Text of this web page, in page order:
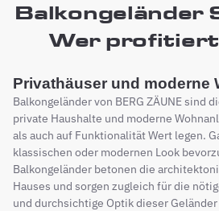
Balkongeländer
Wer profitiert
Privathäuser und moderne
Balkongeländer von BERG ZÄUNE sind
private Haushalte und moderne
als auch auf Funktionalität Wert legen.
klassischen oder modernen Look
Balkongeländer betonen die
Hauses und sorgen zugleich für die
und durchsichtige Optik dieser